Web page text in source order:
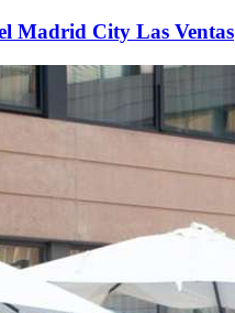
Madrid City Las Ventas